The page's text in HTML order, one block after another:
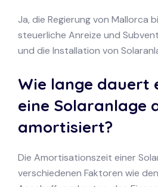
Ja, die Regierung von Mallorca
steuerliche Anreize und
und die Installation von
Wie lange dauert
eine Solaranlage
amortisiert?
Die Amortisationszeit einer
verschiedenen Faktoren wie den